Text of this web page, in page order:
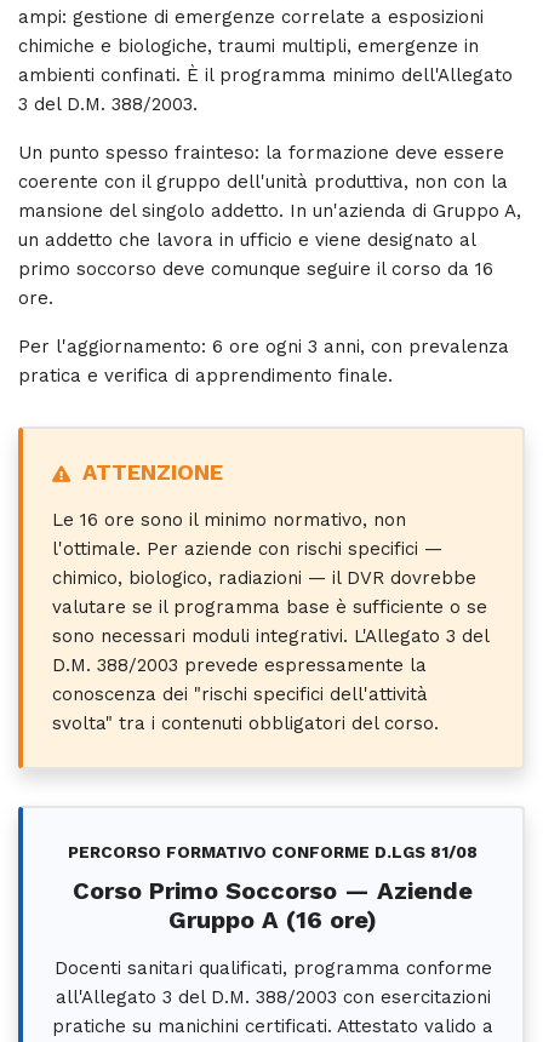
ampi: gestione di emergenze correlate a esposizioni
chimiche e biologiche, traumi multipli, emergenze in
ambienti confinati. È il programma minimo dell'Allegato
3 del D.M. 388/2003.
Un punto spesso frainteso: la formazione deve essere
coerente con il gruppo dell'unità produttiva, non con la
mansione del singolo addetto. In un'azienda di Gruppo A,
un addetto che lavora in ufficio e viene designato al
primo soccorso deve comunque seguire il corso da 16
ore.
Per l'aggiornamento: 6 ore ogni 3 anni, con prevalenza
pratica e verifica di apprendimento finale.
ATTENZIONE
Le 16 ore sono il minimo normativo, non
l'ottimale. Per aziende con rischi specifici —
chimico, biologico, radiazioni — il DVR dovrebbe
valutare se il programma base è sufficiente o se
sono necessari moduli integrativi. L'Allegato 3 del
D.M. 388/2003 prevede espressamente la
conoscenza dei "rischi specifici dell'attività
svolta" tra i contenuti obbligatori del corso.
PERCORSO FORMATIVO CONFORME D.LGS 81/08
Corso Primo Soccorso — Aziende
Gruppo A (16 ore)
Docenti sanitari qualificati, programma conforme
all'Allegato 3 del D.M. 388/2003 con esercitazioni
pratiche su manichini certificati. Attestato valido a